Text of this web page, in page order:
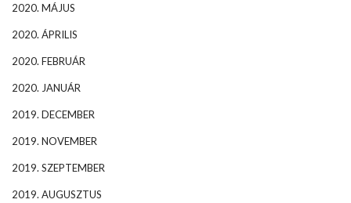
2020. MÁJUS
2020. ÁPRILIS
2020. FEBRUÁR
2020. JANUÁR
2019. DECEMBER
2019. NOVEMBER
2019. SZEPTEMBER
2019. AUGUSZTUS